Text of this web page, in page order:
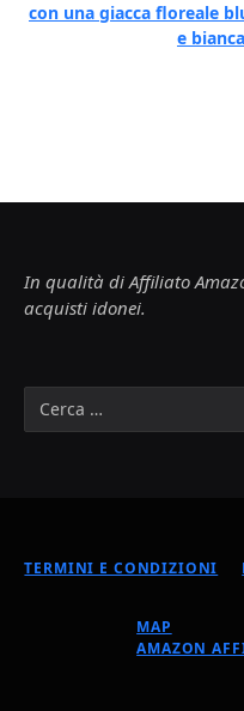
con una giacca floreale
e
In qualità di Affiliato
acquisti idonei.
TERMINI E CONDIZIONI
MAP
AMAZON